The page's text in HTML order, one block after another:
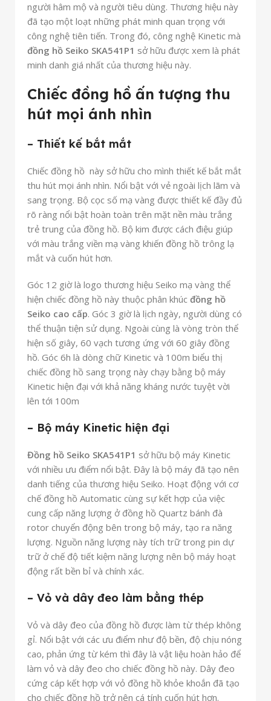
người hâm mộ và người tiêu dùng. Thương hiệu này
đã tạo một loạt những phát minh quan trọng với
công nghệ tiên tiến. Trong đó, công nghệ Kinetic mà
đồng hồ Seiko SKA541P1 sở hữu được xem là phát
minh danh giá nhất của thương hiệu này.
Chiếc đồng hồ ấn tượng thu
hút mọi ánh nhìn
– Thiết kế bắt mắt
Chiếc đồng hồ này sở hữu cho mình thiết kế bắt mắt
thu hút mọi ánh nhìn. Nổi bật với vẻ ngoài lịch lãm và
sang trọng. Bộ cọc số mạ vàng được thiết kế đầy đủ
rõ ràng nổi bật hoàn toàn trên mặt nền màu trắng
trẻ trung của đồng hồ. Bộ kim được cách điệu giúp
với màu trắng viền mạ vàng khiến đồng hồ trông lạ
mắt và cuốn hút hơn.
Góc 12 giờ là logo thương hiệu Seiko mạ vàng thể
hiện chiếc đồng hồ này thuộc phân khúc đồng hồ
Seiko cao cấp. Góc 3 giờ là lịch ngày, người dùng có
thể thuận tiện sử dụng. Ngoài cùng là vòng tròn thể
hiện số giây, 60 vạch tương ứng với 60 giây đồng
hồ. Góc 6h là dòng chữ Kinetic và 100m biểu thị
chiếc đồng hồ sang trọng này chạy bằng bộ máy
Kinetic hiện đại với khả năng kháng nước tuyệt vời
lên tới 100m
– Bộ máy Kinetic hiện đại
Đồng hồ Seiko SKA541P1 sở hữu bộ máy Kinetic
với nhiều ưu điểm nổi bật. Đây là bộ máy đã tạo nên
danh tiếng của thương hiệu Seiko. Hoạt động với cơ
chế đồng hồ Automatic cùng sự kết hợp của việc
cung cấp năng lượng ở đồng hồ Quartz bánh đà
rotor chuyển động bên trong bộ máy, tạo ra năng
lượng. Nguồn năng lượng này tích trữ trong pin dự
trữ ở chế độ tiết kiệm năng lượng nên bộ máy hoạt
động rất bền bỉ và chính xác.
– Vỏ và dây đeo làm bằng thép
Vỏ và dây đeo của đồng hồ được làm từ thép không
gỉ. Nổi bật với các ưu điểm như độ bền, độ chịu nóng
cao, phản ứng từ kém thì đây là vật liệu hoàn hảo để
làm vỏ và dây đeo cho chiếc đồng hồ này. Dây đeo
cứng cáp kết hợp với vỏ đồng hồ khỏe khoắn đã tạo
cho chiếc đồng hồ trở nên cá tính cuốn hút hơn.